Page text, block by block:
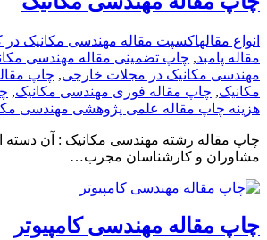
انواع مقالهاکسپت مقاله مهندسی مکانیک در
مقاله پامبد, چاپ تضمینی مقاله مهندسی
مهندسی مکانیک در مجلات خارجی, چاپ
مکانیک, چاپ مقاله فوری مهندسی مکانیک,
هزینه چاپ مقاله علمی پژوهشی مهندسی
چاپ مقاله رشته مهندسی مکانیک : آن دسته
مشاوران و کارشناسان مجرب…
چاپ مقاله مهندسی کامپیوتر